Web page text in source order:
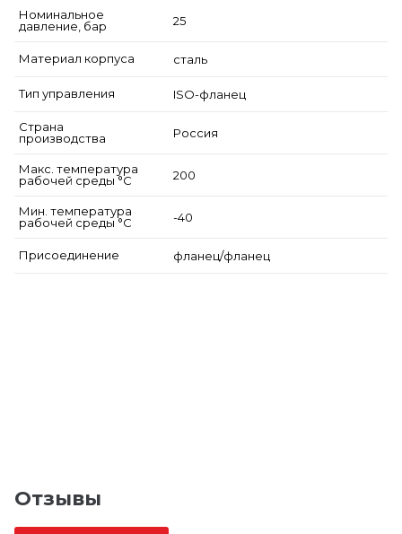
Номинальное
давление, бар
25
Материал корпуса сталь
Тип управления ISO-фланец
Страна
производства
Россия
Макс. температура
рабочей среды °С
200
Мин. температура
рабочей среды °С
-40
Присоединение фланец/фланец
Отзывы